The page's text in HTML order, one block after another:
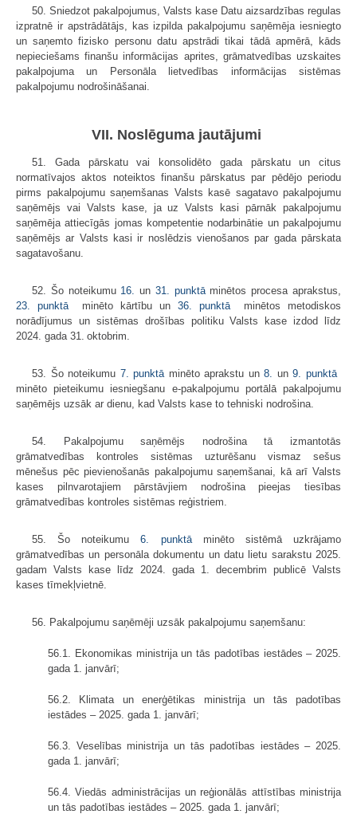
50. Sniedzot pakalpojumus, Valsts kase Datu aizsardzības regulas
izpratnē ir apstrādātājs, kas izpilda pakalpojumu saņēmēja iesniegto
un saņemto fizisko personu datu apstrādi tikai tādā apmērā, kāds
nepieciešams finanšu informācijas aprites, grāmatvedības uzskaites
pakalpojuma un Personāla lietvedības informācijas sistēmas
pakalpojumu nodrošināšanai.
VII. Noslēguma jautājumi
51. Gada pārskatu vai konsolidēto gada pārskatu un citus
normatīvajos aktos noteiktos finanšu pārskatus par pēdējo periodu
pirms pakalpojumu saņemšanas Valsts kasē sagatavo pakalpojumu
saņēmējs vai Valsts kase, ja uz Valsts kasi pārnāk pakalpojumu
saņēmēja attiecīgās jomas kompetentie nodarbinātie un pakalpojumu
saņēmējs ar Valsts kasi ir noslēdzis vienošanos par gada pārskata
sagatavošanu.
52. Šo noteikumu 16. un 31. punktāminētos procesa aprakstus,
23. punktā​​​​​​​ minēto kārtību un 36. punktā​​​​​​​ minētos metodiskos
norādījumus un sistēmas drošības politiku Valsts kase izdod līdz
2024. gada 31. oktobrim.
53. Šo noteikumu 7. punktā minēto aprakstu un 8. un 9. punktā​​​​​​​
minēto pieteikumu iesniegšanu e-pakalpojumu portālā pakalpojumu
saņēmējs uzsāk ar dienu, kad Valsts kase to tehniski nodrošina.
54. Pakalpojumu saņēmējs nodrošina tā izmantotās
grāmatvedības kontroles sistēmas uzturēšanu vismaz sešus
mēnešus pēc pievienošanās pakalpojumu saņemšanai, kā arī Valsts
kases pilnvarotajiem pārstāvjiem nodrošina pieejas tiesības
grāmatvedības kontroles sistēmas reģistriem.
55. Šo noteikumu6. punktāminēto sistēmā uzkrājamo
grāmatvedības un personāla dokumentu un datu lietu sarakstu 2025.
gadam Valsts kase līdz 2024. gada 1. decembrim publicē Valsts
kases tīmekļvietnē.
56. Pakalpojumu saņēmēji uzsāk pakalpojumu saņemšanu:
56.1. Ekonomikas ministrija un tās padotības iestādes – 2025.
gada 1. janvārī;
56.2. Klimata un enerģētikas ministrija un tās padotības
iestādes – 2025. gada 1. janvārī;
56.3. Veselības ministrija un tās padotības iestādes – 2025.
gada 1. janvārī;
56.4. Viedās administrācijas un reģionālās attīstības ministrija
un tās padotības iestādes – 2025. gada 1. janvārī;